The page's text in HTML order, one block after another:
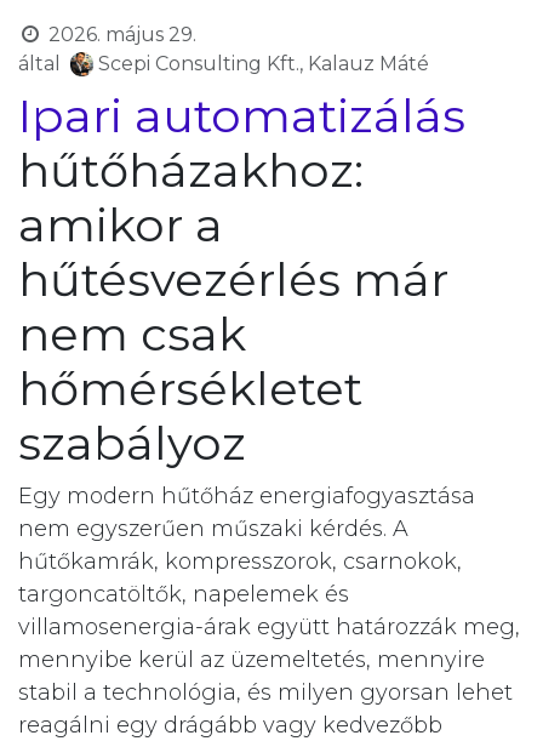
2026. május 29.
által
Scepi Consulting Kft., Kalauz Máté
Ipari automatizálás
hűtőházakhoz:
amikor a
hűtésvezérlés már
nem csak
hőmérsékletet
szabályoz
Egy modern hűtőház energiafogyasztása
nem egyszerűen műszaki kérdés. A
hűtőkamrák, kompresszorok, csarnokok,
targoncatöltők, napelemek és
villamosenergia-árak együtt határozzák meg,
mennyibe kerül az üzemeltetés, mennyire
stabil a technológia, és milyen gyorsan lehet
reagálni egy drágább vagy kedvezőbb